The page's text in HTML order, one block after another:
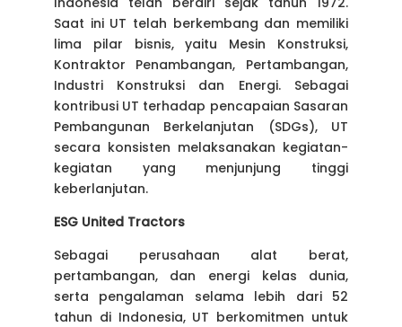
Saat ini UT telah berkembang dan memiliki
lima pilar bisnis, yaitu Mesin Konstruksi,
Kontraktor Penambangan, Pertambangan,
Industri Konstruksi dan Energi. Sebagai
kontribusi UT terhadap pencapaian Sasaran
Pembangunan Berkelanjutan (SDGs), UT
secara konsisten melaksanakan kegiatan-
kegiatan yang menjunjung tinggi
keberlanjutan.
ESG United Tractors
Sebagai perusahaan alat berat,
pertambangan, dan energi kelas dunia,
serta pengalaman selama lebih dari 52
tahun di Indonesia, UT berkomitmen untuk